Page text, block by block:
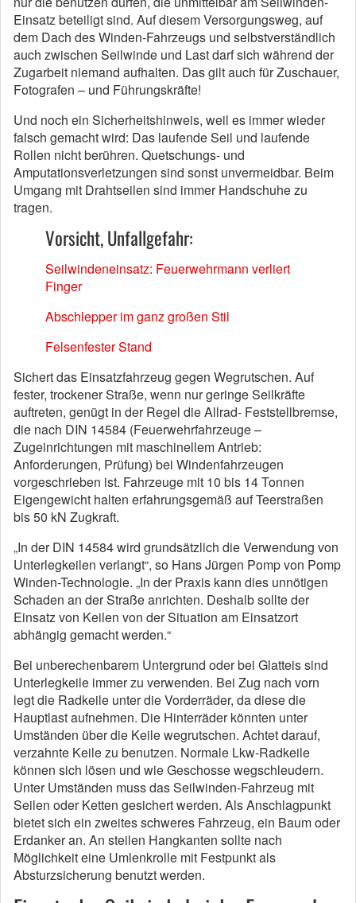
Einsatz beteiligt sind. Auf diesem Versorgungsweg, auf
dem Dach des Winden-Fahrzeugs und selbstverständlich
auch zwischen Seilwinde und Last darf sich während der
Zugarbeit niemand aufhalten. Das gilt auch für Zuschauer,
Fotografen – und Führungskräfte!
Und noch ein Sicherheitshinweis, weil es immer wieder
falsch gemacht wird: Das laufende Seil und laufende
Rollen nicht berühren. Quetschungs- und
Amputationsverletzungen sind sonst unvermeidbar. Beim
Umgang mit Drahtseilen sind immer Handschuhe zu
tragen.
Vorsicht, Unfallgefahr:
Seilwindeneinsatz: Feuerwehrmann verliert
Finger
Abschlepper im ganz großen Stil
Felsenfester Stand
Sichert das Einsatzfahrzeug gegen Wegrutschen. Auf
fester, trockener Straße, wenn nur geringe Seilkräfte
auftreten, genügt in der Regel die Allrad- Feststellbremse,
die nach DIN 14584 (Feuerwehrfahrzeuge –
Zugeinrichtungen mit maschinellem Antrieb:
Anforderungen, Prüfung) bei Windenfahrzeugen
vorgeschrieben ist. Fahrzeuge mit 10 bis 14 Tonnen
Eigengewicht halten erfahrungsgemäß auf Teerstraßen
bis 50 kN Zugkraft.
„In der DIN 14584 wird grundsätzlich die Verwendung von
Unterlegkeilen verlangt“, so Hans Jürgen Pomp von Pomp
Winden-Technologie. „In der Praxis kann dies unnötigen
Schaden an der Straße anrichten. Deshalb sollte der
Einsatz von Keilen von der Situation am Einsatzort
abhängig gemacht werden.“
Bei unberechenbarem Untergrund oder bei Glatteis sind
Unterlegkeile immer zu verwenden. Bei Zug nach vorn
legt die Radkeile unter die Vorderräder, da diese die
Hauptlast aufnehmen. Die Hinterräder könnten unter
Umständen über die Keile wegrutschen. Achtet darauf,
verzahnte Keile zu benutzen. Normale Lkw-Radkeile
können sich lösen und wie Geschosse wegschleudern.
Unter Umständen muss das Seilwinden-Fahrzeug mit
Seilen oder Ketten gesichert werden. Als Anschlagpunkt
bietet sich ein zweites schweres Fahrzeug, ein Baum oder
Erdanker an. An steilen Hangkanten sollte nach
Möglichkeit eine Umlenkrolle mit Festpunkt als
Absturzsicherung benutzt werden.